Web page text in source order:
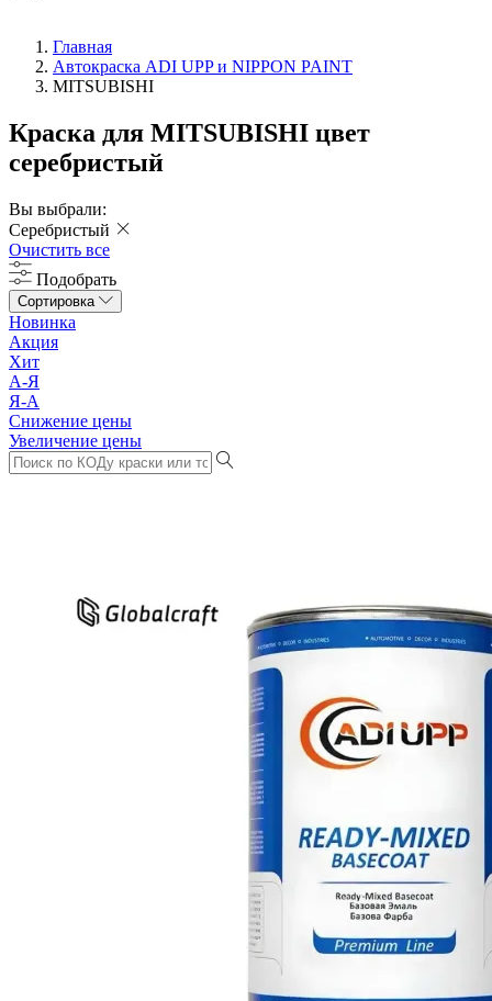
Главная
Автокраска ADI UPP и NIPPON PAINT
MITSUBISHI
Краска для MITSUBISHI цвет
серебристый
Вы выбрали:
Серебристый
Очистить все
Подобрать
Сортировка
Новинка
Акция
Хит
А-Я
Я-А
Снижение цены
Увеличение цены